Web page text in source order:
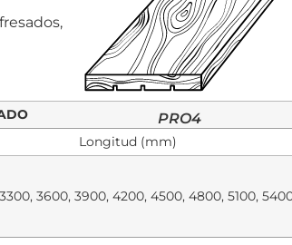
PRO4
Longitud (mm)
3600, 3900, 4200, 4500, 4800, 5100,